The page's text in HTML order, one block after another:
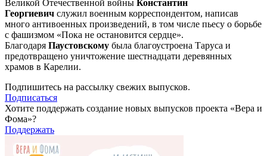
Великой Отечественной войны Константин
Георгиевич служил военным корреспондентом, написав
много антивоенных произведений, в том числе пьесу о борьбе
с фашизмом «Пока не остановится сердце».
Благодаря Паустовскому была благоустроена Таруса и
предотвращено уничтожение шестнадцати деревянных
храмов в Карелии.
Подпишитесь на рассылку свежих выпусков.
Подписаться
Хотите поддержать создание новых выпусков проекта «Вера и
Фома»?
Поддержать